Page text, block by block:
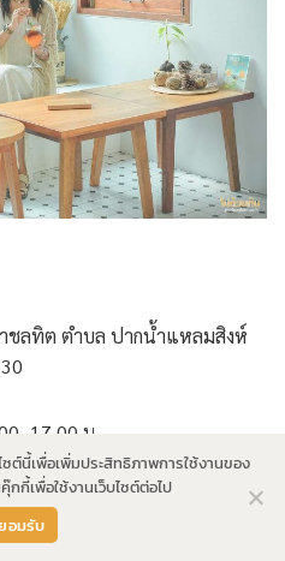
ชลทิต ตำบล ปากน้ำแหลมสิงห์
-17.00 น.
ต์นี้เพื่อเพิ่มประสิทธิภาพการใช้งานของ
กี้เพื่อใช้งานเว็บไซต์ต่อไป
อมรับ